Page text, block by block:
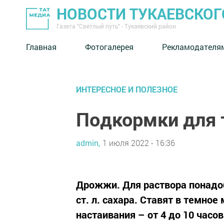
НОВОСТИ
Газета "Светлый путь" - Тукаевский район
Главная Фотогалерея
ИНТЕРЕСНОЕ И ПОЛЕЗНОЕ
Подкормки для
admin, 1 июля 2022 - 16:36
Дрожжи. Для раствора
ст. л. сахара. Ставят в
настаивания – от 4 до 10